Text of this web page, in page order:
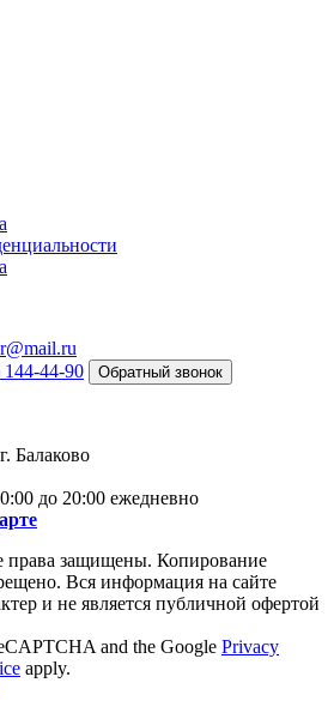
44-90 Обратный звонок
Балаково
до 20:00 ежедневно
права защищены. Копирование
Вся информация на сайте
и не является публичной офертой
and the Google Privacy
apply.